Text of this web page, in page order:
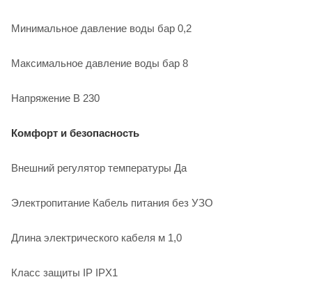
Минимальное давление воды бар 0,2
Максимальное давление воды бар 8
Напряжение В 230
Комфорт и безопасность
Внешний регулятор температуры Да
Электропитание Кабель питания без УЗО
Длина электрического кабеля м 1,0
Класс защиты IP IPX1